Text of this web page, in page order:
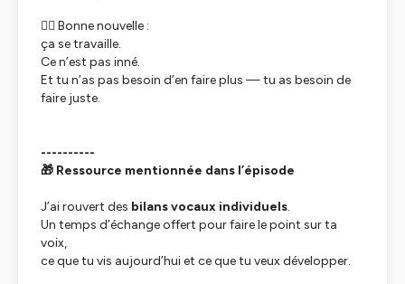
👉🏻 Bonne nouvelle :
ça se travaille.
Ce n’est pas inné.
Et tu n’as pas besoin d’en faire plus — tu as besoin de
faire juste.
----------
🎁 Ressource mentionnée dans l’épisode
J’ai rouvert des bilans vocaux individuels.
Un temps d’échange offert pour faire le point sur ta
voix,
ce que tu vis aujourd’hui et ce que tu veux développer.